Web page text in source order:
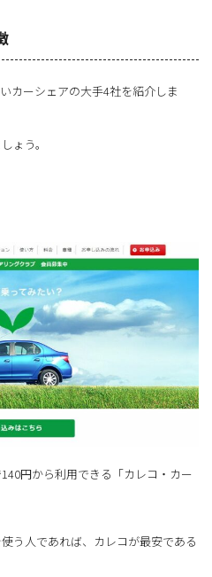
カーシェアの大手4社を紹介しま
ょう。
円から利用できる「カレコ・カー
う人であれば、カレコが最安である